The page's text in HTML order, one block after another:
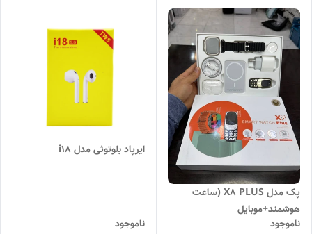
پک مدل X8 PLUS (ساعت
هوشمند+موبایل
مینی+ایرپاد+پاوربانک)
ناموجود
ایرپاد بلوتوثی مدل i18
ناموجود